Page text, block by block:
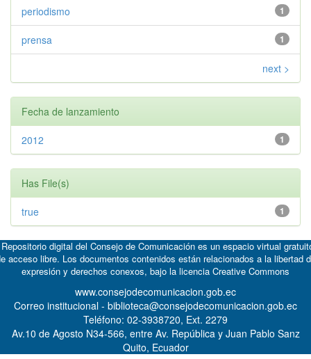
1
periodismo
1
prensa
next >
Fecha de lanzamiento
1
2012
Has File(s)
1
true
digital del Consejo de Comunicación es un espacio virtual
acceso libre. Los documentos contenidos están relacionados a la libertad
expresión y derechos conexos, bajo la licencia Creative Commons
www.consejodecomunicacion.gob.ec
Correo institucional - biblioteca@consejodecomunicacion.gob.ec
Teléfono: 02-3938720, Ext. 2279
Av.10 de Agosto N34-566, entre Av. República y Juan Pablo Sanz
Quito, Ecuador